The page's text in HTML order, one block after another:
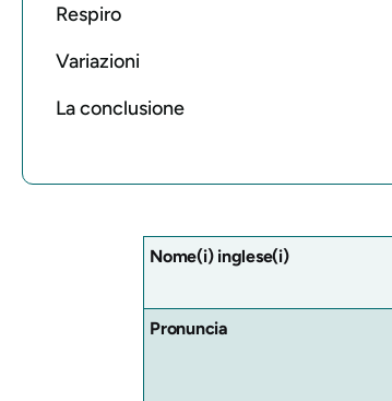
Respiro
Variazioni
La conclusione
Nome(i) inglese(i)
Pronuncia